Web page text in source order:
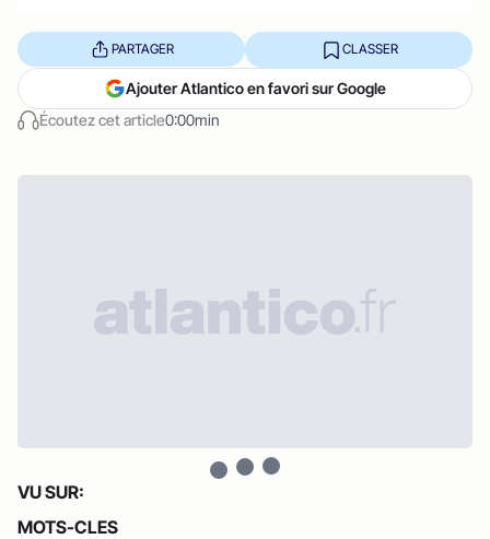
Écoutez cet article0:00min
PARTAGER CLASSER
Ajouter Atlantico en favori sur Google
VU SUR:
MOTS-CLES